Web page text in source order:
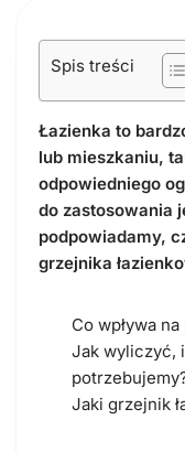
Spis treści
Łazienka to
lub mieszkaniu,
odpowiedniego
do zastosowania
podpowiadamy,
grzejnika
Co wpływa
Jak wyliczyć,
Jaki grzejnik